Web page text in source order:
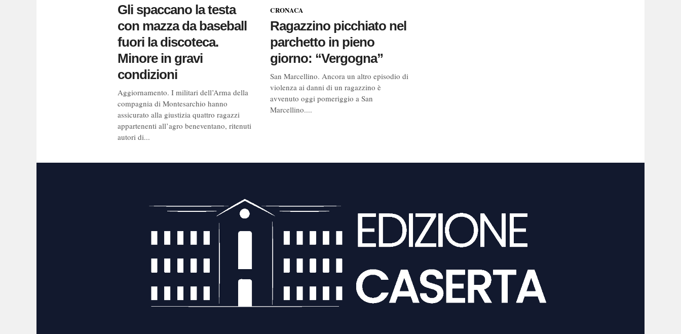
Gli spaccano la testa
con mazza da baseball
fuori la discoteca.
Minore in gravi
condizioni
Aggiornamento. I militari dell’Arma della
compagnia di Montesarchio hanno
assicurato alla giustizia quattro ragazzi
appartenenti all’agro beneventano, ritenuti
autori di...
CRONACA
Ragazzino picchiato nel
parchetto in pieno
giorno: “Vergogna”
San Marcellino. Ancora un altro episodio di
violenza ai danni di un ragazzino è
avvenuto oggi pomeriggio a San
Marcellino....